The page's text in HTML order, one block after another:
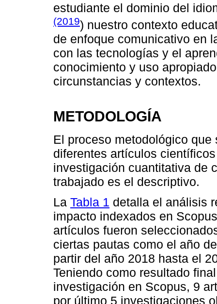
estudiante el dominio del
(2019) nuestro contexto
de enfoque comunicativo en
con las tecnologías y el
conocimiento y uso
circunstancias y contextos.
METODOLOGÍA
El proceso metodológico
diferentes artículos
investigación cuantitativa de
trabajado es el descriptivo.
La Tabla 1 detalla el análisis
impacto indexados en
artículos fueron
ciertas pautas como el año
partir del año 2018 hasta el
Teniendo como resultado
investigación en Scopus, 9
por último 5 investigaciones